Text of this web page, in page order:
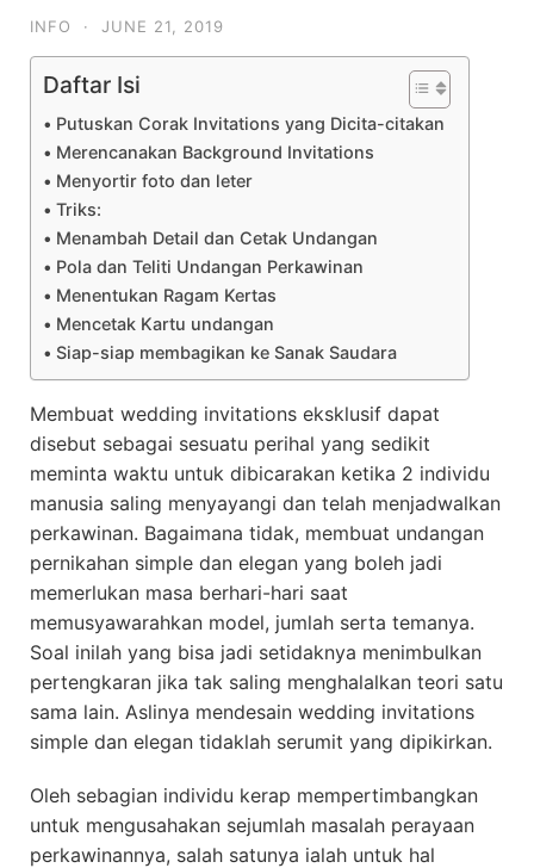
INFO · JUNE 21, 2019
Daftar Isi
Putuskan Corak Invitations yang Dicita-citakan
Merencanakan Background Invitations
Menyortir foto dan leter
Triks:
Menambah Detail dan Cetak Undangan
Pola dan Teliti Undangan Perkawinan
Menentukan Ragam Kertas
Mencetak Kartu undangan
Siap-siap membagikan ke Sanak Saudara
Membuat wedding invitations eksklusif dapat
disebut sebagai sesuatu perihal yang sedikit
meminta waktu untuk dibicarakan ketika 2 individu
manusia saling menyayangi dan telah menjadwalkan
perkawinan. Bagaimana tidak, membuat undangan
pernikahan simple dan elegan yang boleh jadi
memerlukan masa berhari-hari saat
memusyawarahkan model, jumlah serta temanya.
Soal inilah yang bisa jadi setidaknya menimbulkan
pertengkaran jika tak saling menghalalkan teori satu
sama lain. Aslinya mendesain wedding invitations
simple dan elegan tidaklah serumit yang dipikirkan.
Oleh sebagian individu kerap mempertimbangkan
untuk mengusahakan sejumlah masalah perayaan
perkawinannya, salah satunya ialah untuk hal